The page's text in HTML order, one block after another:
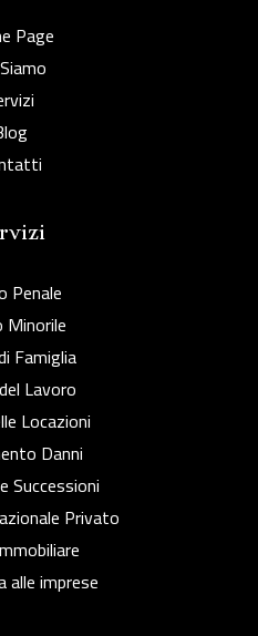
Page
Penale
Famiglia
Lavoro
Locazioni
Danni
Successioni
Privato
imprese